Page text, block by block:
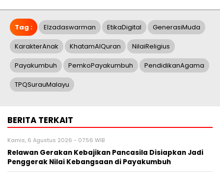
Tag : Elzadaswarman EtikaDigital GenerasiMuda
KarakterAnak KhatamAlQuran NilaiReligius
Payakumbuh PemkoPayakumbuh PendidikanAgama
TPQSurauMalayu
BERITA TERKAIT
Kamis, 6 Agustus 2026 - 07:56 WIB
Relawan Gerakan Kebajikan Pancasila Disiapkan Jadi
Penggerak Nilai Kebangsaan di Payakumbuh